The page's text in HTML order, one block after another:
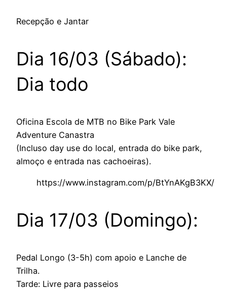
Recepção e Jantar
Dia 16/03 (Sábado):
Dia todo
Oficina Escola de MTB no Bike Park Vale
Adventure Canastra
(Incluso day use do local, entrada do bike park,
almoço e entrada nas cachoeiras).
https://www.instagram.com/p/BtYnAKgB3KX/
Dia 17/03 (Domingo):
Pedal Longo (3-5h) com apoio e Lanche de
Trilha.
Tarde: Livre para passeios